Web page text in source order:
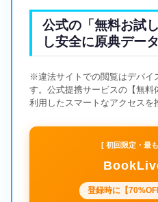
公式の「無料お試
し安全に原典デー
※違法サイトでの閲覧はデバイ
す。公式提携サービスの【無料
利用したスマートなアクセスを
[ 初回限定・最
登録時に【